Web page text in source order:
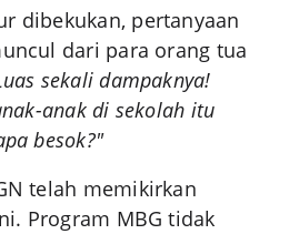
dibekukan, pertanyaan
dari para orang tua
sekali dampaknya!
anak di sekolah itu
besok?"
telah memikirkan
Program MBG tidak